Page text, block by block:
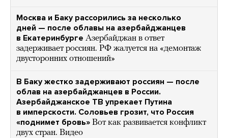
Москва и Баку рассорились за несколько
дней — после облавы на азербайджанцев
в Екатеринбурге Азербайджан в ответ
задерживает россиян. РФ жалуется на «демонтаж
двусторонних отношений»
В Баку жестко задерживают россиян — после
облав на азербайджанцев в России.
Азербайджанское ТВ упрекает Путина
в имперскости. Соловьев грозит, что Россия
«поднимет бровь» Вот как развивается конфликт
двух стран. Видео